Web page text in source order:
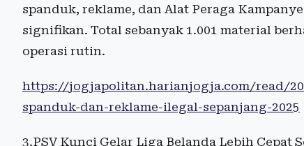
spanduk, reklame, dan Alat Peraga
signifikan. Total sebanyak 1.001 material
operasi rutin.
https://jogjapolitan.harianjogja.com/read/
spanduk-dan-reklame-ilegal-sepanjang-2025
3.PSV Kunci Gelar Liga Belanda Lebih Cepat